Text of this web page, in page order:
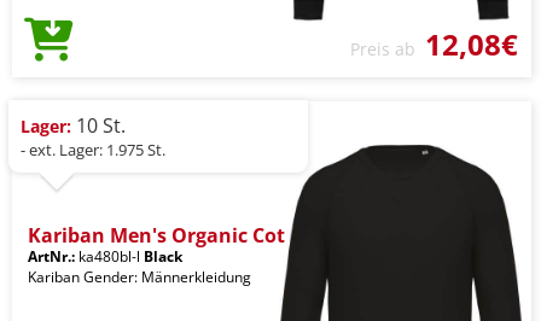
Preis ab 12,08€
Lager: 10 St.
- ext. Lager: 1.975 St.
Kariban Men's Organic Cot
ArtNr.: ka480bl-l Black
Kariban Gender: Männerkleidung